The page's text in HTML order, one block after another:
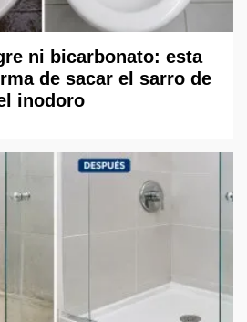
ni bicarbonato: esta
de sacar el sarro de
inodoro